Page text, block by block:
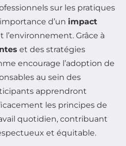
sur les pratiques
d’un impact
l’environnement. Grâce à
et des stratégies
encourage l’adoption de
au sein des
apprendront
les principes de
quotidien, contribuant
et équitable.